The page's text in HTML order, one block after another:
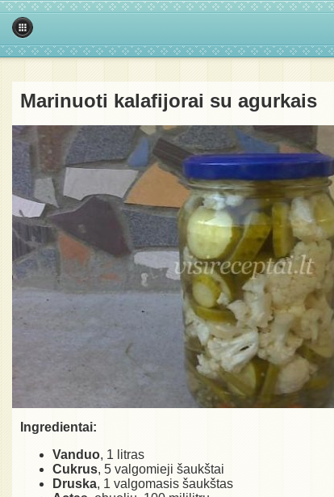
Marinuoti kalafijorai su agurkais
Ingredientai:
Vanduo, 1 litras
Cukrus, 5 valgomieji šaukštai
Druska, 1 valgomasis šaukštas